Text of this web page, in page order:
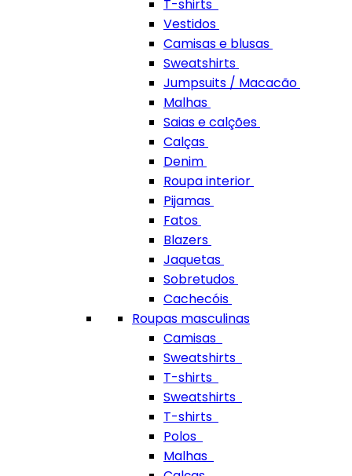
T-shirts
Vestidos
Camisas e blusas
Sweatshirts
Jumpsuits / Macacão
Malhas
Saias e calções
Calças
Denim
Roupa interior
Pijamas
Fatos
Blazers
Jaquetas
Sobretudos
Cachecóis
Roupas masculinas
Camisas
Sweatshirts
T-shirts
Sweatshirts
T-shirts
Polos
Malhas